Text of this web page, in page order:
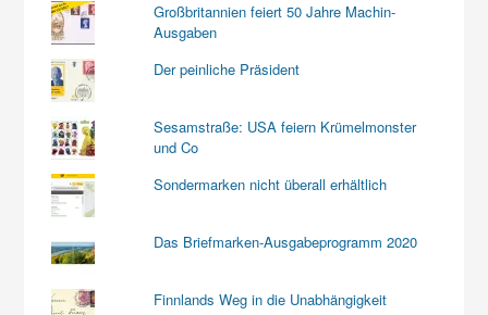
Großbritannien feiert 50 Jahre Machin-
Ausgaben
Der peinliche Präsident
Sesamstraße: USA feiern Krümelmonster
und Co
Sondermarken nicht überall erhältlich
Das Briefmarken-Ausgabeprogramm 2020
Finnlands Weg in die Unabhängigkeit